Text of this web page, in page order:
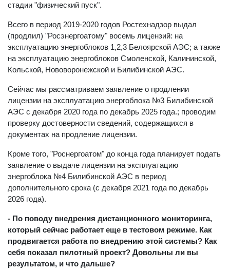
стадии "физический пуск".
Всего в период 2019-2020 годов Ростехнадзор выдал
(продлил) "Росэнергоатому" восемь лицензий: на
эксплуатацию энергоблоков 1,2,3 Белоярской АЭС; а также
на эксплуатацию энергоблоков Смоленской, Калининской,
Кольской, Нововоронежской и Билибинской АЭС.
Сейчас мы рассматриваем заявление о продлении
лицензии на эксплуатацию энергоблока №3 Билибинской
АЭС с декабря 2020 года по декабрь 2025 года.; проводим
проверку достоверности сведений, содержащихся в
документах на продление лицензии.
Кроме того, "Роснергоатом" до конца года планирует подать
заявление о выдаче лицензии на эксплуатацию
энергоблока №4 Билибинской АЭС в период
дополнительного срока (с декабря 2021 года по декабрь
2026 года).
- По поводу внедрения дистанционного мониторинга,
который сейчас работает еще в тестовом режиме. Как
продвигается работа по внедрению этой системы? Как
себя показал пилотный проект? Довольны ли вы
результатом, и что дальше?